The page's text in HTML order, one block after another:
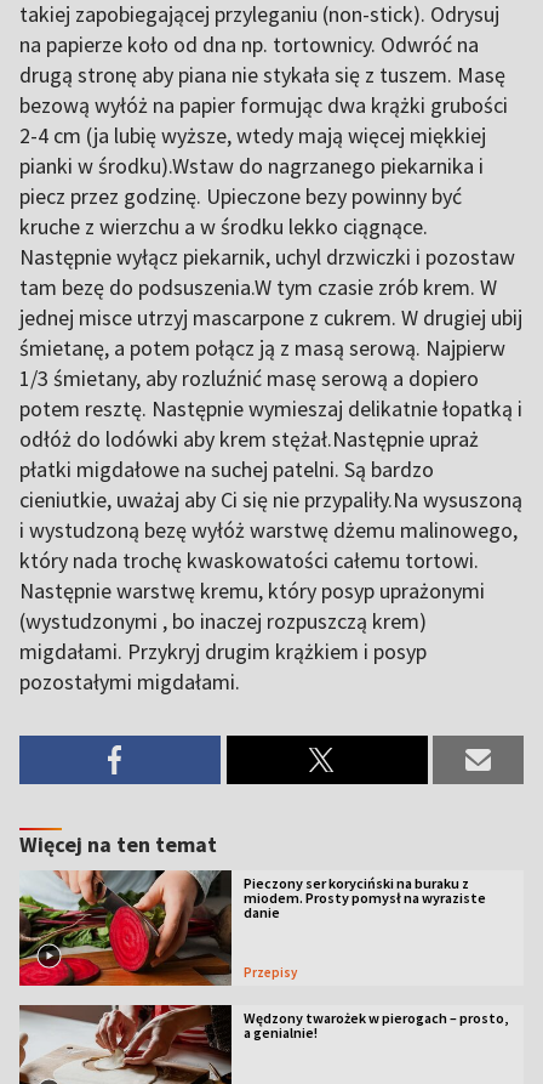
takiej zapobiegającej przyleganiu (non-stick). Odrysuj
na papierze koło od dna np. tortownicy. Odwróć na
drugą stronę aby piana nie stykała się z tuszem. Masę
bezową wyłóż na papier formując dwa krążki grubości
2-4 cm (ja lubię wyższe, wtedy mają więcej miękkiej
pianki w środku).Wstaw do nagrzanego piekarnika i
piecz przez godzinę. Upieczone bezy powinny być
kruche z wierzchu a w środku lekko ciągnące.
Następnie wyłącz piekarnik, uchyl drzwiczki i pozostaw
tam bezę do podsuszenia.W tym czasie zrób krem. W
jednej misce utrzyj mascarpone z cukrem. W drugiej ubij
śmietanę, a potem połącz ją z masą serową. Najpierw
1/3 śmietany, aby rozluźnić masę serową a dopiero
potem resztę. Następnie wymieszaj delikatnie łopatką i
odłóż do lodówki aby krem stężał.Następnie upraż
płatki migdałowe na suchej patelni. Są bardzo
cieniutkie, uważaj aby Ci się nie przypaliły.Na wysuszoną
i wystudzoną bezę wyłóż warstwę dżemu malinowego,
który nada trochę kwaskowatości całemu tortowi.
Następnie warstwę kremu, który posyp uprażonymi
(wystudzonymi , bo inaczej rozpuszczą krem)
migdałami. Przykryj drugim krążkiem i posyp
pozostałymi migdałami.
Więcej na ten temat
Pieczony ser koryciński na buraku z
miodem. Prosty pomysł na wyraziste
danie
Przepisy
Wędzony twarożek w pierogach – prosto,
a genialnie!